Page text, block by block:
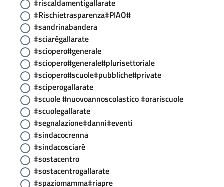
#riscaldamentigallarate
#Rischietrasparenza#PIAO#
#sandrinabandera
#sciarègallarate
#sciopero#generale
#sciopero#generale#plurisettoriale
#sciopero#scuole#pubbliche#private
#sciperogallarate
#scuole #nuovoannoscolastico #orariscuole
#scuolegallarate
#segnalazione#danni#eventi
#sindacocrenna
#sindacosciarè
#sostacentro
#sostacentrogallarate
#spaziomamma#riapre